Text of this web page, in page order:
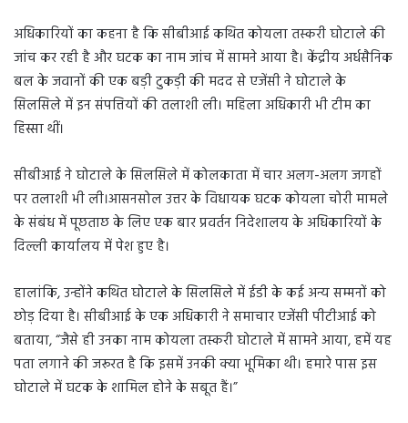
अधिकारियों का कहना है कि सीबीआई कथित कोयला तस्करी घोटाले की
जांच कर रही है और घटक का नाम जांच में सामने आया है। केंद्रीय अर्धसैनिक
बल के जवानों की एक बड़ी टुकड़ी की मदद से एजेंसी ने घोटाले के
सिलसिले में इन संपत्तियों की तलाशी ली। महिला अधिकारी भी टीम का
हिस्सा थीं।
सीबीआई ने घोटाले के सिलसिले में कोलकाता में चार अलग-अलग जगहों
पर तलाशी भी ली।आसनसोल उत्तर के विधायक घटक कोयला चोरी मामले
के संबंध में पूछताछ के लिए एक बार प्रवर्तन निदेशालय के अधिकारियों के
दिल्ली कार्यालय में पेश हुए है।
हालांकि, उन्होंने कथित घोटाले के सिलसिले में ईडी के कई अन्य सम्मनों को
छोड़ दिया है। सीबीआई के एक अधिकारी ने समाचार एजेंसी पीटीआई को
बताया, “जैसे ही उनका नाम कोयला तस्करी घोटाले में सामने आया, हमें यह
पता लगाने की जरूरत है कि इसमें उनकी क्या भूमिका थी। हमारे पास इस
घोटाले में घटक के शामिल होने के सबूत हैं।”